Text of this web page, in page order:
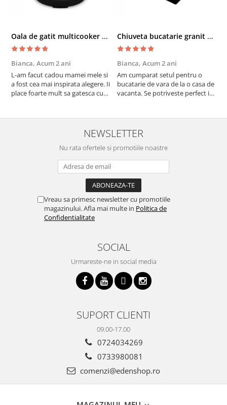
Oala de gatit multicooker 11 functii Instant Pot Pro Crisp 8 + Air Fryer 7.6 lt
Bianca, Acum 2 ani
L-am facut cadou mamei mele si
a fost cea mai inspirata alegere. Ii
place foarte mult sa gatesca cu
cratita...ma gandesc serios sa imi
cumpar si eu! Recomand mult !
Chiuveta bucatarie granit cu finisaj negru perlat/cupru Steingran Art Copper cu dozator si baterie Quadron
Bianca, Acum 2 ani
Am cumparat setul pentru o
bucatarie de vara de la o casa de
vacanta. Se potriveste perfect in
buna, recomand cu drag !
NEWSLETTER
Nu rata ofertele si promotiile noastre
Vreau sa primesc newsletter cu promotiile
magazinului. Afla mai multe in Politica de
Confidentialitate
SOCIAL
Urmareste-ne in social media
SUPORT CLIENTI
09.00-17.00
0724034269
0733980081
comenzi@edenshop.ro